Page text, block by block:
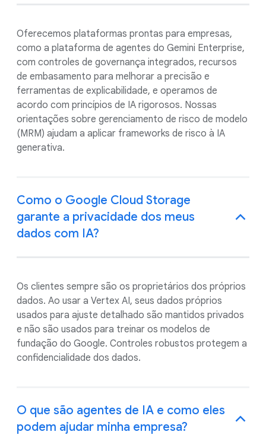
Oferecemos plataformas prontas para empresas,
como a plataforma de agentes do Gemini Enterprise,
com controles de governança integrados, recursos
de embasamento para melhorar a precisão e
ferramentas de explicabilidade, e operamos de
acordo com princípios de IA rigorosos. Nossas
orientações sobre gerenciamento de risco de modelo
(MRM) ajudam a aplicar frameworks de risco à IA
generativa.
Como o Google Cloud Storage
garante a privacidade dos meus
dados com IA?
Os clientes sempre são os proprietários dos próprios
dados. Ao usar a Vertex AI, seus dados próprios
usados para ajuste detalhado são mantidos privados
e não são usados para treinar os modelos de
fundação do Google. Controles robustos protegem a
confidencialidade dos dados.
O que são agentes de IA e como eles
podem ajudar minha empresa?